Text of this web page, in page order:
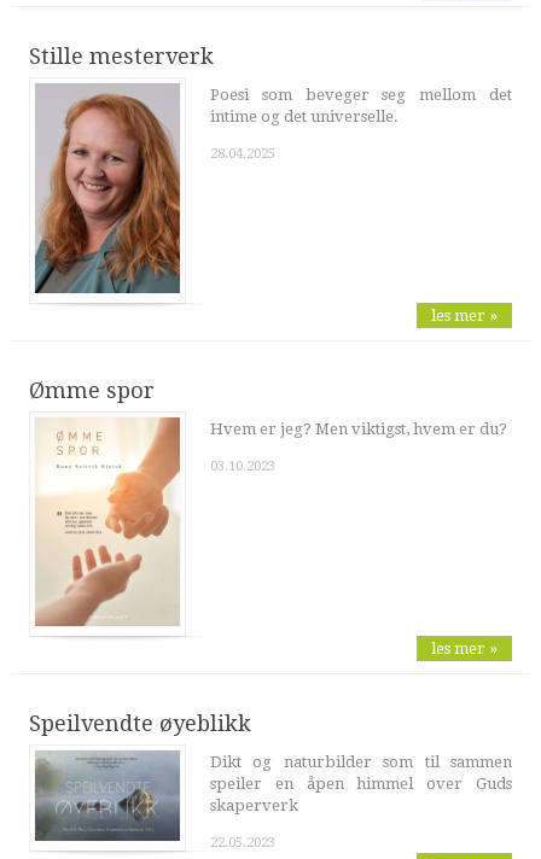
Stille mesterverk
Poesi som beveger seg mellom det
intime og det universelle.
28.04.2025
les mer »
Ømme spor
Hvem er jeg? Men viktigst, hvem er du?
03.10.2023
les mer »
Speilvendte øyeblikk
Dikt og naturbilder som til sammen
speiler en åpen himmel over Guds
skaperverk
22.05.2023